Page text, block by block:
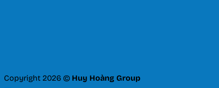
Copyright 2026 © Huy Hoàng Group